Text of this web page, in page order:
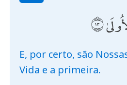
E, por certo, são
Vida e a primeira.